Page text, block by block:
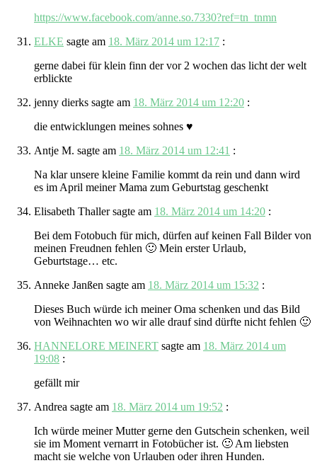
https://www.facebook.com/anne.so.7330?ref=tn_tnmn
ELKE sagte am 18. März 2014 um 12:17 :
gerne dabei für klein finn der vor 2 wochen das licht der welt
erblickte
jenny dierks sagte am 18. März 2014 um 12:20 :
die entwicklungen meines sohnes ♥
Antje M. sagte am 18. März 2014 um 12:41 :
Na klar unsere kleine Familie kommt da rein und dann wird
es im April meiner Mama zum Geburtstag geschenkt
Elisabeth Thallersagte am 18. März 2014 um 14:20 :
Bei dem Fotobuch für mich, dürfen auf keinen Fall Bilder von
meinen Freudnen fehlen 🙂 Mein erster Urlaub,
Geburtstage… etc.
Anneke Janßen sagte am 18. März 2014 um 15:32 :
Dieses Buch würde ich meiner Oma schenken und das Bild
von Weihnachten wo wir alle drauf sind dürfte nicht fehlen 🙂
HANNELORE MEINERT sagte am 18. März 2014 um
19:08 :
gefällt mir
Andrea sagte am 18. März 2014 um 19:52 :
Ich würde meiner Mutter gerne den Gutschein schenken, weil
sie im Moment vernarrt in Fotobücher ist. 🙂 Am liebsten
macht sie welche von Urlauben oder ihren Hunden.